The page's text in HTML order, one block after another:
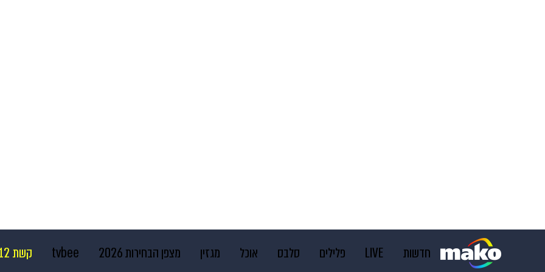
חדשות LIVE פלילים סלבס אוכל מגזין מצפן הבחירות 2026 tvbee קשת 12